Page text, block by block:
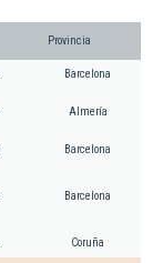
Provincia
Barcelona
Almería
Barcelona
Barcelona
Coruña